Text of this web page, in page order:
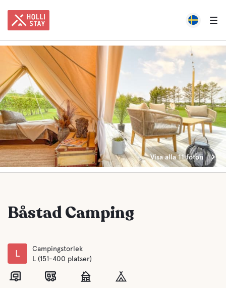
Visa alla 11 foton
Båstad Camping
L
Campingstorlek
L (151-400 platser)